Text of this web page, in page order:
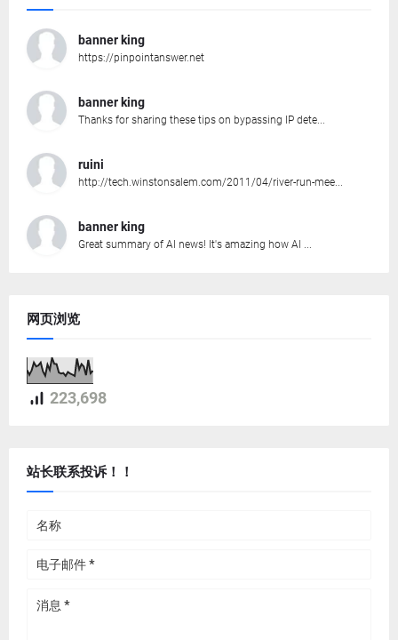
banner king
https://pinpointanswer.net
banner king
Thanks for sharing these tips on bypassing IP dete...
ruini
http://tech.winstonsalem.com/2011/04/river-run-mee...
banner king
Great summary of AI news! It's amazing how AI ...
网页浏览
223,698
站长联系投诉！！